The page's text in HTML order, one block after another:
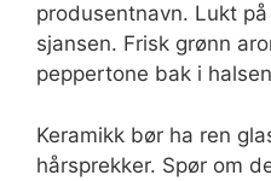
produsentnavn. Lukt
sjansen. Frisk grønn
peppertone bak i
Keramikk bør ha ren
hårsprekker. Spør om